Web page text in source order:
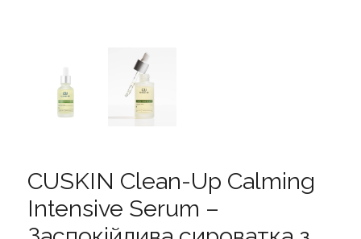
CUSKIN Clean-Up Calming
Intensive Serum –